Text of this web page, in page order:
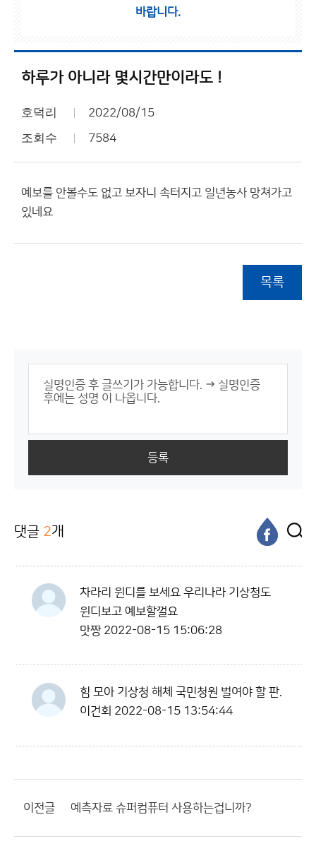
바랍니다.
하루가 아니라 몇시간만이라도 !
호덕리 2022/08/15
조회수 7584
예보를 안볼수도 없고 보자니 속터지고 일년농사 망쳐가고
있네요
목록
등록
댓글 2개
차라리 윈디를 보세요 우리나라 기상청도
윈디보고 예보할껄요
맛짱 2022-08-15 15:06:28
힘 모아 기상청 해체 국민청원 벌여야 할 판.
이건회 2022-08-15 13:54:44
이전글 예측자료 슈퍼컴퓨터 사용하는겁니까?